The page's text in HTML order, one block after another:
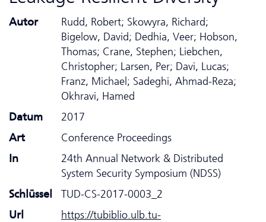
Autor
Rudd, Robert; Skowyra, Richard;
Bigelow, David; Dedhia, Veer; Hobson,
Thomas; Crane, Stephen; Liebchen,
Christopher; Larsen, Per; Davi, Lucas;
Franz, Michael; Sadeghi, Ahmad-Reza;
Okhravi, Hamed
Datum
2017
Art
Conference Proceedings
In
24th Annual Network & Distributed
System Security Symposium (NDSS)
Schlüssel
TUD-CS-2017-0003_2
Url
https://tubiblio.ulb.tu-